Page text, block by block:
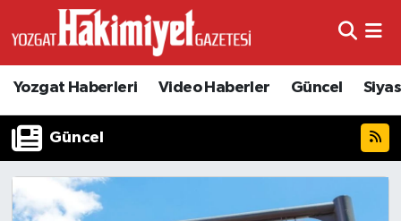
Yozgat Haberleri Video Haberler Güncel
Güncel